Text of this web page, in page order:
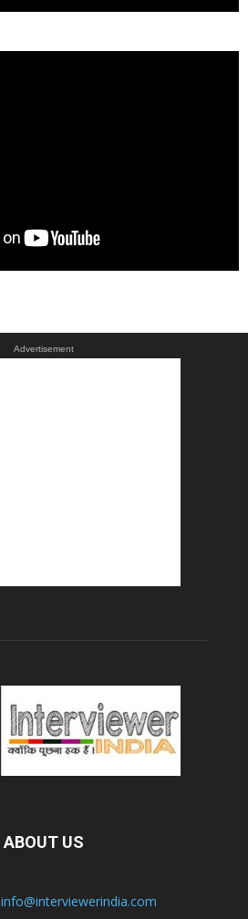
Advertisement
ABOUT US
info@interviewerindia.com